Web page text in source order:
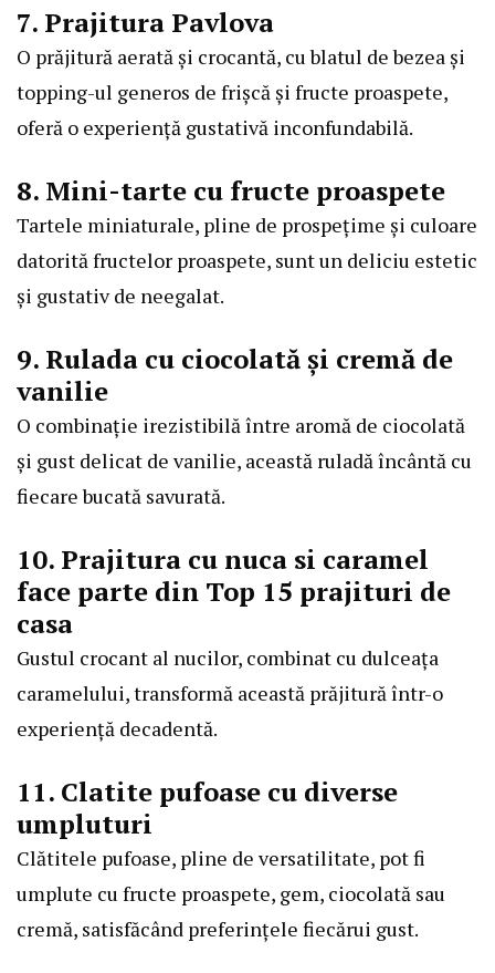
7. Prajitura Pavlova
O prăjitură aerată și crocantă, cu blatul de bezea și
topping-ul generos de frișcă și fructe proaspete,
oferă o experiență gustativă inconfundabilă.
8. Mini-tarte cu fructe proaspete
Tartele miniaturale, pline de prospețime și culoare
datorită fructelor proaspete, sunt un deliciu estetic
și gustativ de neegalat.
9. Rulada cu ciocolată și cremă de
vanilie
O combinație irezistibilă între aromă de ciocolată
și gust delicat de vanilie, această ruladă încântă cu
fiecare bucată savurată.
10. Prajitura cu nuca si caramel
face parte din Top 15 prajituri de
casa
Gustul crocant al nucilor, combinat cu dulceața
caramelului, transformă această prăjitură într-o
experiență decadentă.
11. Clatite pufoase cu diverse
umpluturi
Clătitele pufoase, pline de versatilitate, pot fi
umplute cu fructe proaspete, gem, ciocolată sau
cremă, satisfăcând preferințele fiecărui gust.